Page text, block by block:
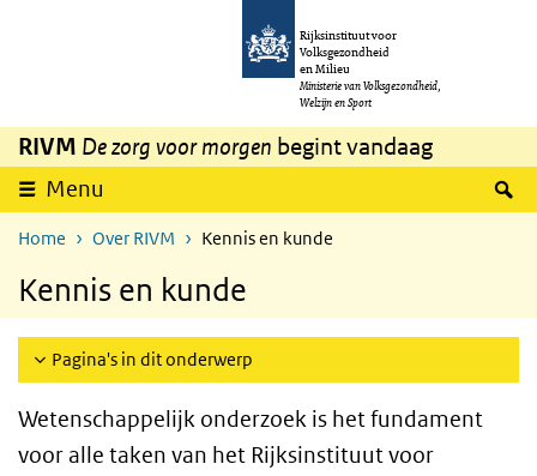
Overslaan en naar de inhoud gaan
Rijksinstituut voor
Volksgezondheid
en Milieu
Ministerie van Volksgezondheid,
Welzijn en Sport
RIVM De zorg voor morgen begint vandaag
Menu
Home Over RIVM Kennis en kunde
Kennis en kunde
Pagina's in dit onderwerp
Wetenschappelijk onderzoek is het fundament
voor alle taken van het Rijksinstituut voor